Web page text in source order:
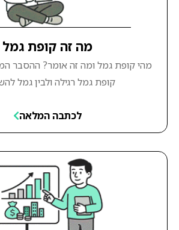
מה זה קופת גמל
מהי קופת גמל ומה זה אומר? ההסבר
קופת גמל רגילה ולבין גמל
לכתבה המלאה